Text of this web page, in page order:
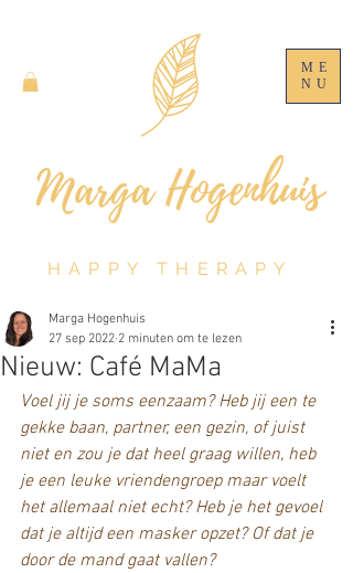
ME
NU
HAPPY THERAPY
Nieuw: Café MaMa
Marga Hogenhuis
27 sep 2022 2 minuten om te lezen
Voel jij je soms eenzaam? Heb jij een te
gekke baan, partner, een gezin, of juist
niet en zou je dat heel graag willen, heb
je een leuke vriendengroep maar voelt
het allemaal niet echt? Heb je het gevoel
dat je altijd een masker opzet? Of dat je
door de mand gaat vallen?